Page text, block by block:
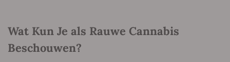
Wat Kun Je als Rauwe Cannabis
Beschouwen?